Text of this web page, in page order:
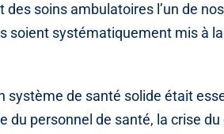
soins ambulatoires l’un de
soient systématiquement mis à
de santé solide était
du personnel de santé, la crise